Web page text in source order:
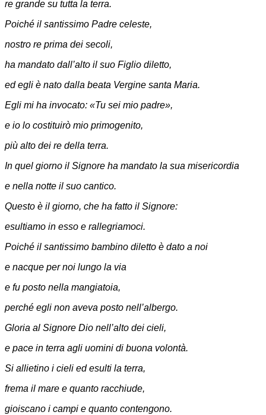
re grande su tutta la terra.
Poiché il santissimo Padre celeste,
nostro re prima dei secoli,
ha mandato dall’alto il suo Figlio diletto,
ed egli è nato dalla beata Vergine santa Maria.
Egli mi ha invocato: «Tu sei mio padre»,
e io lo costituirò mio primogenito,
più alto dei re della terra.
In quel giorno il Signore ha mandato la sua misericordia
e nella notte il suo cantico.
Questo è il giorno, che ha fatto il Signore:
esultiamo in esso e rallegriamoci.
Poiché il santissimo bambino diletto è dato a noi
e nacque per noi lungo la via
e fu posto nella mangiatoia,
perché egli non aveva posto nell’albergo.
Gloria al Signore Dio nell’alto dei cieli,
e pace in terra agli uomini di buona volontà.
Si allietino i cieli ed esulti la terra,
frema il mare e quanto racchiude,
gioiscano i campi e quanto contengono.